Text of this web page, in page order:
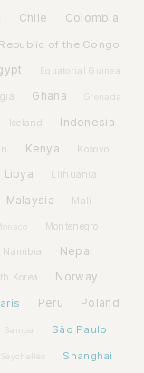
Chile Colombia
of the Congo
Equatorial Guinea
Ghana Grenada
Iceland Indonesia
Kenya Kosovo
Libya Lithuania
Malaysia Mali
Montenegro
Namibia Nepal
Korea Norway
Peru Poland
Samoa São Paulo
Seychelles Shanghai